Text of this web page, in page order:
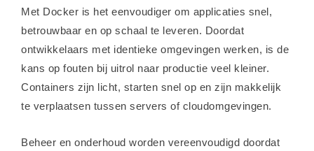
Met Docker is het eenvoudiger om applicaties snel,
betrouwbaar en op schaal te leveren. Doordat
ontwikkelaars met identieke omgevingen werken, is de
kans op fouten bij uitrol naar productie veel kleiner.
Containers zijn licht, starten snel op en zijn makkelijk
te verplaatsen tussen servers of cloudomgevingen.
Beheer en onderhoud worden vereenvoudigd doordat